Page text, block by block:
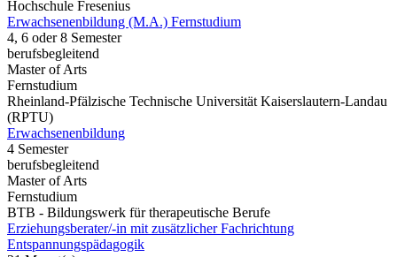
Hochschule Fresenius
Erwachsenenbildung (M.A.) Fernstudium
4, 6 oder 8 Semester
berufsbegleitend
Master of Arts
Fernstudium
Rheinland-Pfälzische Technische Universität Kaiserslautern-Landau
(RPTU)
Erwachsenenbildung
4 Semester
berufsbegleitend
Master of Arts
Fernstudium
BTB - Bildungswerk für therapeutische Berufe
Erziehungsberater/-in mit zusätzlicher Fachrichtung
Entspannungspädagogik